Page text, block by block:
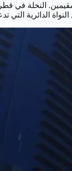
بـ 26 مصعدًا عالي السرعة لتوفير
الدائرية التي